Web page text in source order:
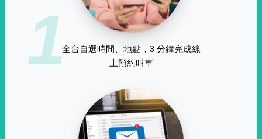
1全台自選時間、地點，3 分鐘完成線
上預約叫車